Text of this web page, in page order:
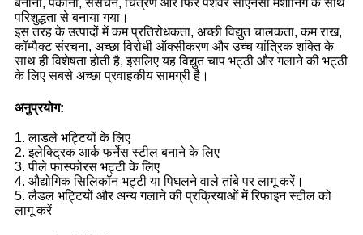
बनाना, पकाना, संसेचन, चित्रण और फिर पेशेवर सीएनसी मशीनिंग के साथ
परिशुद्धता से बनाया गया।
इस तरह के उत्पादों में कम प्रतिरोधकता, अच्छी विद्युत चालकता, कम राख,
कॉम्पैक्ट संरचना, अच्छा विरोधी ऑक्सीकरण और उच्च यांत्रिक शक्ति के
साथ ही विशेषता होती है, इसलिए यह विद्युत चाप भट्ठी और गलाने की भट्ठी
के लिए सबसे अच्छा प्रवाहकीय सामग्री है।
अनुप्रयोग:
1. लाडले भट्टियों के लिए
2. इलेक्ट्रिक आर्क फर्नेस स्टील बनाने के लिए
3. पीले फास्फोरस भट्टी के लिए
4. औद्योगिक सिलिकॉन भट्टी या पिघलने वाले तांबे पर लागू करें।
5. लैडल भट्टियों और अन्य गलाने की प्रक्रियाओं में रिफाइन स्टील को
लागू करें